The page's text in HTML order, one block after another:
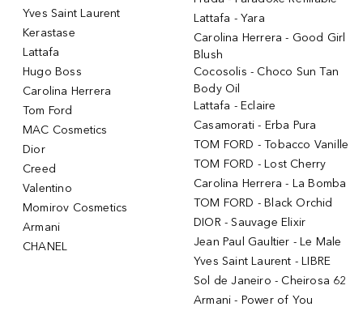
Yves Saint Laurent
Kerastase
Lattafa
Hugo Boss
Carolina Herrera
Tom Ford
MAC Cosmetics
Dior
Creed
Valentino
Momirov Cosmetics
Armani
CHANEL
Lattafa - Yara
Carolina Herrera - Good Girl
Blush
Cocosolis - Choco Sun Tan
Body Oil
Lattafa - Eclaire
Casamorati - Erba Pura
TOM FORD - Tobacco Vanille
TOM FORD - Lost Cherry
Carolina Herrera - La Bomba
TOM FORD - Black Orchid
DIOR - Sauvage Elixir
Jean Paul Gaultier - Le Male
Yves Saint Laurent - LIBRE
Sol de Janeiro - Cheirosa 62
Armani - Power of You